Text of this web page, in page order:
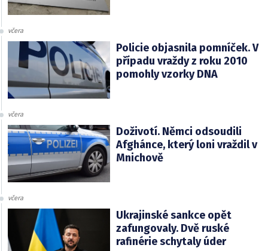
včera
Policie objasnila pomníček. V
případu vraždy z roku 2010
pomohly vzorky DNA
včera
Doživotí. Němci odsoudili
Afghánce, který loni vraždil v
Mnichově
včera
Ukrajinské sankce opět
zafungovaly. Dvě ruské
rafinérie schytaly úder